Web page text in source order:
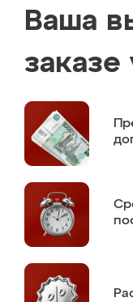
Ваша
заказе